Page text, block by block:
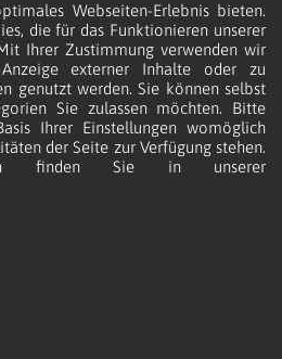
Webseiten-Erlebnis bieten.
die für das Funktionieren unserer
Ihrer Zustimmung verwenden wir
externer Inhalte oder zu
genutzt werden. Sie können selbst
Sie zulassen möchten. Bitte
Ihrer Einstellungen womöglich
der Seite zur Verfügung stehen.
finden Sie in unserer